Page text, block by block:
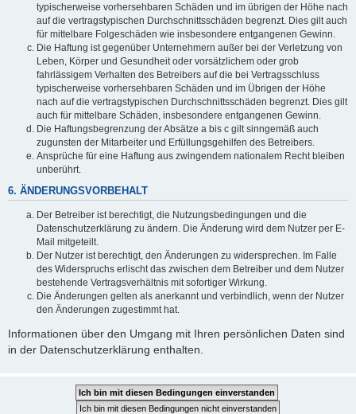
typischerweise vorhersehbaren Schäden und im übrigen der Höhe nach
auf die vertragstypischen Durchschnittsschäden begrenzt. Dies gilt auch
für mittelbare Folgeschäden wie insbesondere entgangenen Gewinn.
Die Haftung ist gegenüber Unternehmern außer bei der Verletzung von
Leben, Körper und Gesundheit oder vorsätzlichem oder grob
fahrlässigem Verhalten des Betreibers auf die bei Vertragsschluss
typischerweise vorhersehbaren Schäden und im Übrigen der Höhe
nach auf die vertragstypischen Durchschnittsschäden begrenzt. Dies gilt
auch für mittelbare Schäden, insbesondere entgangenen Gewinn.
Die Haftungsbegrenzung der Absätze a bis c gilt sinngemäß auch
zugunsten der Mitarbeiter und Erfüllungsgehilfen des Betreibers.
Ansprüche für eine Haftung aus zwingendem nationalem Recht bleiben
unberührt.
6. ÄNDERUNGSVORBEHALT
Der Betreiber ist berechtigt, die Nutzungsbedingungen und die
Datenschutzerklärung zu ändern. Die Änderung wird dem Nutzer per E-
Mail mitgeteilt.
Der Nutzer ist berechtigt, den Änderungen zu widersprechen. Im Falle
des Widerspruchs erlischt das zwischen dem Betreiber und dem Nutzer
bestehende Vertragsverhältnis mit sofortiger Wirkung.
Die Änderungen gelten als anerkannt und verbindlich, wenn der Nutzer
den Änderungen zugestimmt hat.
Informationen über den Umgang mit Ihren persönlichen Daten sind
in der Datenschutzerklärung enthalten.